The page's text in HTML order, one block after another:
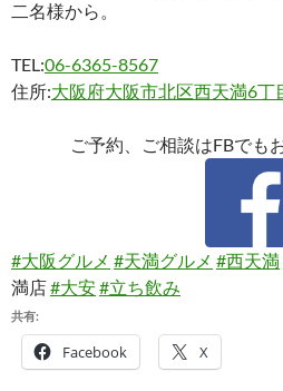
二名様から。
TEL:06-6365-8567
住所:大阪府大阪市北区西天満6丁
ご予約、ご相談はFBでも
#大阪グルメ #天満グルメ #西天満
満店#大安#立ち飲み
共有:
Facebook X